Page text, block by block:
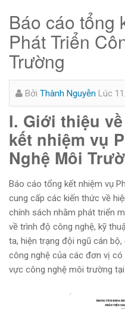
Báo cáo tổng
Phát Triển
Trường
Bởi Thành Nguyễn Lúc
I. Giới thiệu
kết nhiệm vụ
Nghệ Môi
Báo cáo tổng kết nhiệm vụ
cung cấp các kiến thức về
chính sách nhằm phát triển
về trình độ công nghệ, kỹ
ta, hiện trạng đội ngũ cán
công nghệ của các đơn vị
vực công nghệ môi trường